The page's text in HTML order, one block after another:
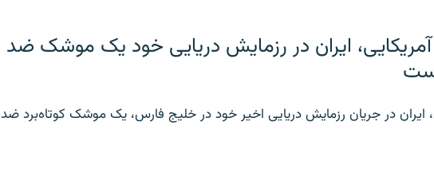
ایران در رزمایش دریایی خود یک موشک ضد
ایران در جریان رزمایش دریایی اخیر خود در خلیج فارس، یک موشک کوتاه‌برد ضد